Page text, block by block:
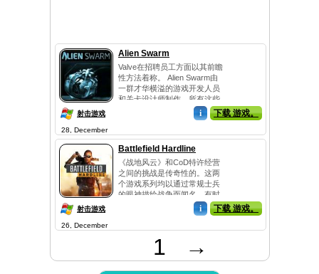
Alien Swarm
Valve在招聘员工方面以其前瞻
性方法着称。 Alien Swarm由
一群才华横溢的游戏开发人员
和关卡设计师制作。所有这些
射击游戏 i 下载 游戏。
28, December
Battlefield Hardline
《战地风云》和CoD特许经营
之间的挑战是传奇性的。这两
个游戏系列均以通过常规士兵
的眼神描绘战争而闻名。有时
射击游戏 i 下载 游戏。
26, December
1 →